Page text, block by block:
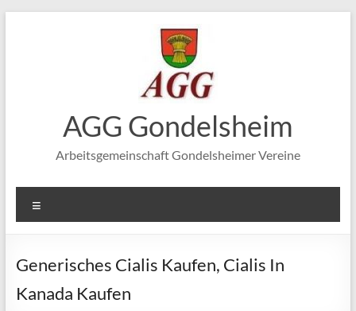
AGG Gondelsheim
Arbeitsgemeinschaft Gondelsheimer Vereine
Generisches Cialis Kaufen, Cialis In
Kanada Kaufen